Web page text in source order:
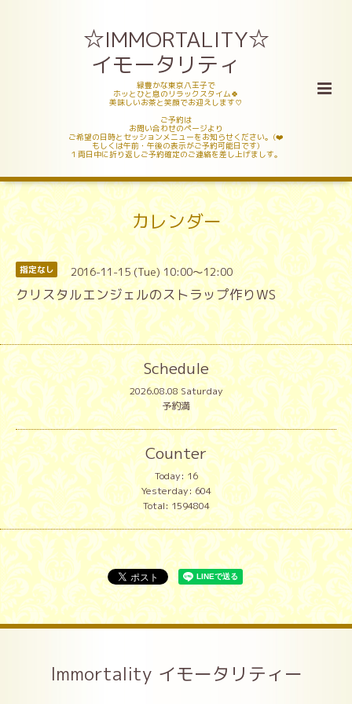
☆IMMORTALITY☆
イモータリティ
緑豊かな東京八王子で
ホッとひと息のリラックスタイム🍀
美味しいお茶と笑顔でお迎えします♡
ご予約は
お問い合わせのページより
ご希望の日時とセッションメニューをお知らせください。(❤️
もしくは午前・午後の表示がご予約可能日です)
１両日中に折り返しご予約確定のご連絡を差し上げましす。
カレンダー
指定なし 2016-11-15 (Tue) 10:00～12:00
クリスタルエンジェルのストラップ作りWS
Schedule
2026.08.08 Saturday
予約満
Counter
Today: 16
Yesterday:604
Total:1594804
Immortality イモータリティー